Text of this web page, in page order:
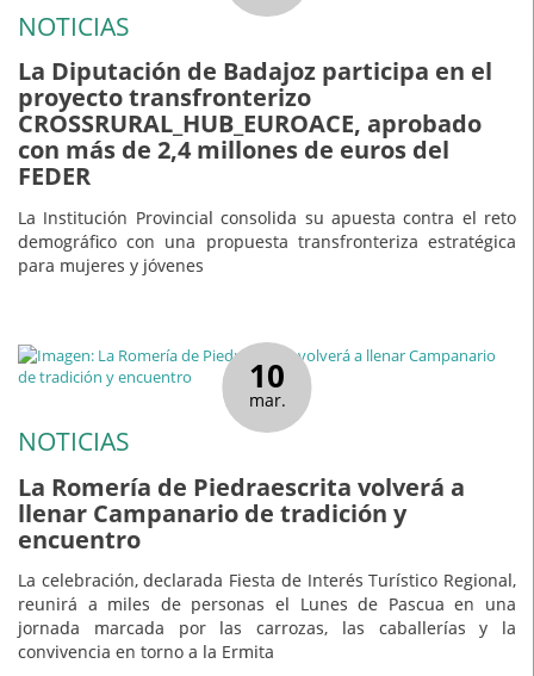
NOTICIAS
La Diputación de Badajoz participa en el
proyecto transfronterizo
CROSSRURAL_HUB_EUROACE, aprobado
con más de 2,4 millones de euros del
FEDER
La Institución Provincial consolida su apuesta contra el reto
demográfico con una propuesta transfronteriza estratégica
para mujeres y jóvenes
10
mar.
NOTICIAS
La Romería de Piedraescrita volverá a
llenar Campanario de tradición y
encuentro
La celebración, declarada Fiesta de Interés Turístico Regional,
reunirá a miles de personas el Lunes de Pascua en una
jornada marcada por las carrozas, las caballerías y la
convivencia en torno a la Ermita